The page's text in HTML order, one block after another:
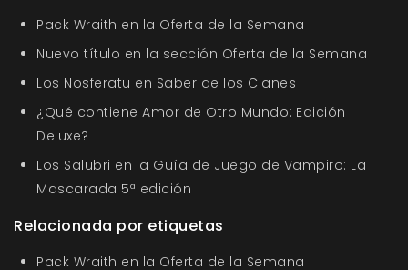
Pack Wraith en la Oferta de la Semana
Nuevo título en la sección Oferta de la Semana
Los Nosferatu en Saber de los Clanes
¿Qué contiene Amor de Otro Mundo: Edición
Deluxe?
Los Salubri en la Guía de Juego de Vampiro: La
Mascarada 5ª edición
Relacionada por etiquetas
Pack Wraith en la Oferta de la Semana